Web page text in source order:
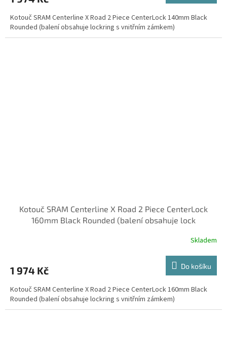
Kotouč SRAM Centerline X Road 2 Piece CenterLock 140mm Black
Rounded (balení obsahuje lockring s vnitřním zámkem)
Kotouč SRAM Centerline X Road 2 Piece CenterLock
160mm Black Rounded (balení obsahuje lock
Skladem
1 974 Kč Do košíku
Kotouč SRAM Centerline X Road 2 Piece CenterLock 160mm Black
Rounded (balení obsahuje lockring s vnitřním zámkem)